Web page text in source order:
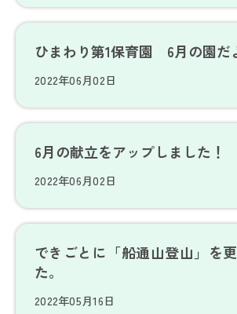
ひまわり第1保育園 6月の園だ
2022年06月02日
6月の献立をアップしました！
2022年06月02日
できごとに「船通山登山」を
た。
2022年05月16日